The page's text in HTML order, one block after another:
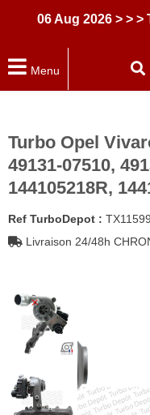
06 Aug 2026 > > >
Menu
Turbo Opel
49131-07510,
144105218R,
Ref TurboDepot :
Livraison 24/48h